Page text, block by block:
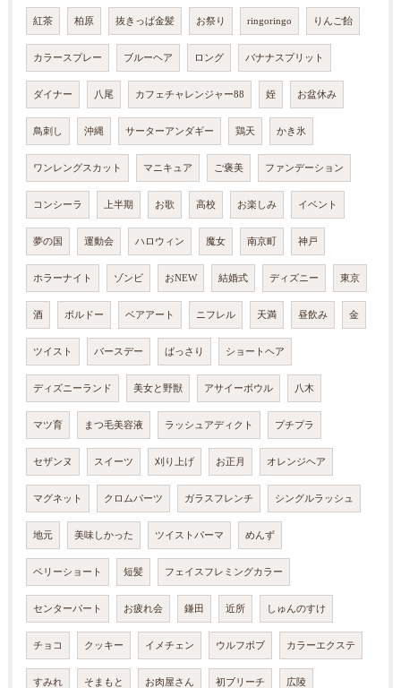
紅茶 柏原 抜きっぱ金髪 お祭り ringoringo りんご飴
カラースプレー ブルーヘア ロング バナナスプリット
ダイナー 八尾 カフェチャレンジャー88 姪 お盆休み
鳥刺し 沖縄 サーターアンダギー 鶏天 かき氷
ワンレングスカット マニキュア ご褒美 ファンデーション
コンシーラ 上半期 お歌 高校 お楽しみ イベント
夢の国 運動会 ハロウィン 魔女 南京町 神戸
ホラーナイト ゾンビ おNEW 結婚式 ディズニー 東京
酒 ボルドー ベアアート ニフレル 天満 昼飲み 金
ツイスト バースデー ばっさり ショートヘア
ディズニーランド 美女と野獣 アサイーボウル 八木
マツ育 まつ毛美容液 ラッシュアディクト プチプラ
セザンヌ スイーツ 刈り上げ お正月 オレンジヘア
マグネット クロムパーツ ガラスフレンチ シングルラッシュ
地元 美味しかった ツイストパーマ めんず
ベリーショート 短髪 フェイスフレミングカラー
センターパート お疲れ会 鎌田 近所 しゅんのすけ
チョコ クッキー イメチェン ウルフボブ カラーエクステ
すみれ そまもと お肉屋さん 初ブリーチ 広陵